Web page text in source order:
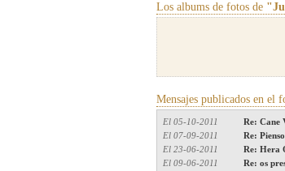
Los albums de fotos de
Mensajes publicados en el
El 05-10-2011 Re: Cane
El 07-09-2011
Re:
El 23-06-2011
Re: Hera
El 09-06-2011
Re: os